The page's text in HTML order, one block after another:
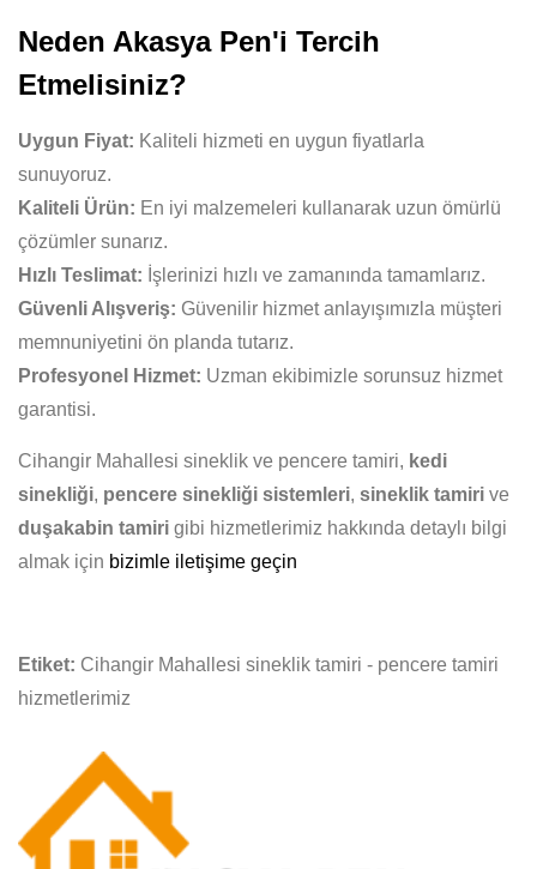
Neden Akasya Pen'i Tercih
Etmelisiniz?
Uygun Fiyat: Kaliteli hizmeti en uygun fiyatlarla
sunuyoruz.
Kaliteli Ürün: En iyi malzemeleri kullanarak uzun ömürlü
çözümler sunarız.
Hızlı Teslimat: İşlerinizi hızlı ve zamanında tamamlarız.
Güvenli Alışveriş: Güvenilir hizmet anlayışımızla müşteri
memnuniyetini ön planda tutarız.
Profesyonel Hizmet: Uzman ekibimizle sorunsuz hizmet
garantisi.
Cihangir Mahallesi sineklik ve pencere tamiri, kedi
sinekliği, pencere sinekliği sistemleri, sineklik tamiri ve
duşakabin tamiri gibi hizmetlerimiz hakkında detaylı bilgi
almak için bizimle iletişime geçin
Etiket: Cihangir Mahallesi sineklik tamiri - pencere tamiri
hizmetlerimiz